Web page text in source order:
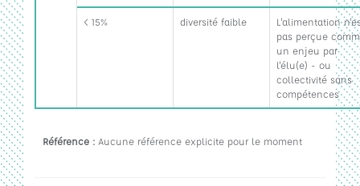
< 15% diversité faible
L'alimentation
pas perçue
un enjeu par
l'élu(e) - ou
collectivité sans
compétences
Référence : Aucune référence explicite pour le moment